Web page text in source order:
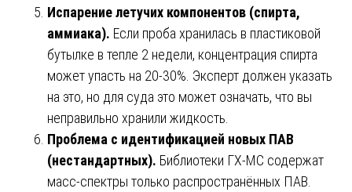
Испарение летучих компонентов (спирта,
аммиака). Если проба хранилась в пластиковой
бутылке в тепле 2 недели, концентрация спирта
может упасть на 20-30%. Эксперт должен указать
на это, но для суда это может означать, что вы
неправильно хранили жидкость.
Проблема с идентификацией новых ПАВ
(нестандартных). Библиотеки ГХ-МС содержат
масс-спектры только распространённых ПАВ.